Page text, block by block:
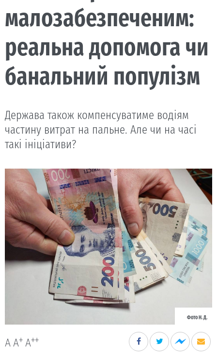
малозабезпеченим:
реальна допомога чи
банальний популізм
Держава також компенсуватиме водіям
частину витрат на пальне. Але чи на часі
такі ініціативи?
Фото Н. Д.
A A+ A++